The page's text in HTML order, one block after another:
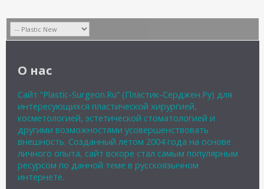
О нас
Сайт “Plastic-Surgeon.Ru” (Пластик-Серджен.Ру) для
интересующихся пластической хирургией,
косметологией, эстетической стоматологией и
другими возможностями усовершенствовать
внешность. Созданный летом 2004 года на основе
личного опыта, сайт вскоре стал самым популярным
ресурсом по данной теме в русскоязычном
интернете.